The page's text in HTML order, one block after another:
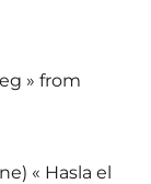
» from
« Hasla el